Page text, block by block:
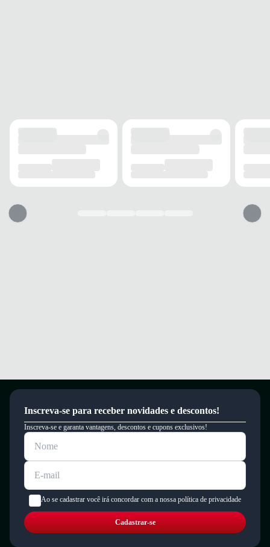
Inscreva-se para receber novidades e descontos!
Inscreva-se e garanta vantagens, descontos e cupons exclusivos!
Ao se cadastrar você irá concordar com a nossa política de privacidade
Cadastrar-se